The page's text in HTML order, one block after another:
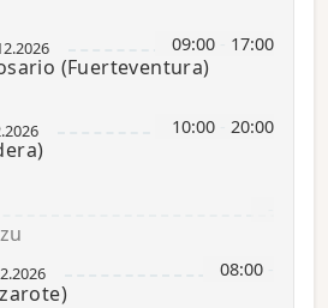
09:00 17:00
(Fuerteventura)
10:00 20:00
08:00